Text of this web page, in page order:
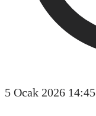
5 Ocak 2026 14:45